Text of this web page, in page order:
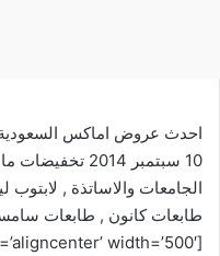
احدث عروض اماكس السعودية
طابعات كانون , طابعات